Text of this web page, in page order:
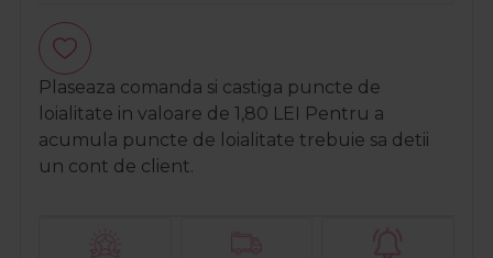
Plaseaza comanda si castiga puncte de
loialitate in valoare de 1,80 LEI
Pentru a
acumula puncte de loialitate trebuie sa detii
un cont de client.